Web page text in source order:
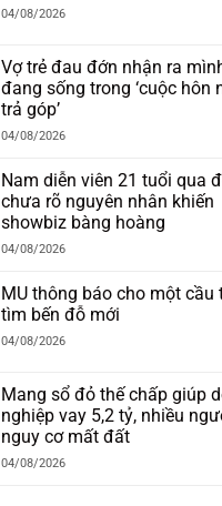
04/08/2026
Vợ trẻ đau đớn nhận ra
đang sống trong ‘cuộc hôn
trả góp’
04/08/2026
Nam diễn viên 21 tuổi qua
chưa rõ nguyên nhân khiến
showbiz bàng hoàng
04/08/2026
MU thông báo cho một cầu
tìm bến đỗ mới
04/08/2026
Mang sổ đỏ thế chấp giúp
nghiệp vay 5,2 tỷ, nhiều
nguy cơ mất đất
04/08/2026